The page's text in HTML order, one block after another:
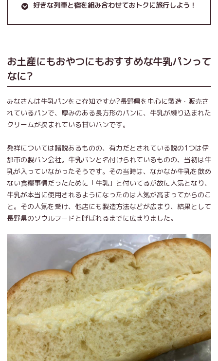
好きな列車と宿を組み合わせておトクに旅行しよう！
お土産にもおやつにもおすすめな牛乳パンって
なに?
みなさんは牛乳パンをご存知ですか?長野県を中心に製造・販売さ
れているパンで、厚みのある長方形のパンに、牛乳が練り込まれた
クリームが挟まれている甘いパンです。
発祥については諸説あるものの、有力だとされている説の1つは伊
那市の製パン会社。牛乳パンと名付けられているものの、当初は牛
乳が入っていなかったそうです。その当時は、なかなか牛乳を飲め
ない食糧事情だったために「牛乳」と付いてるが故に人気となり、
牛乳が本当に使用されるようになったのは人気が高まってからのこ
と。その人気を受け、他店にも製造方法などが広まり、結果として
長野県のソウルフードと呼ばれるまでに広まりました。